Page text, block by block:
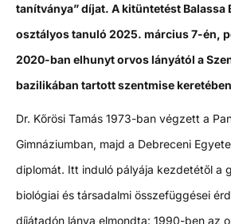
tanítványa” díjat. A kitüntetést Balassa
osztályos tanuló 2025. március 7-én,
2020-ban elhunyt orvos lányától a
bazilikában tartott szentmise
Dr. Kőrösi Tamás 1973-ban végzett a
Gimnáziumban, majd a Debreceni
diplomát. Itt induló pályája kezdetétől a
biológiai és társadalmi összefüggései
díjátadón lánya elmondta: 1990-ben az